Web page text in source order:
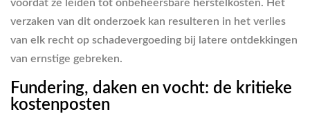
voordat ze leiden tot onbeheersbare herstelkosten. Het
verzaken van dit onderzoek kan resulteren in het verlies
van elk recht op schadevergoeding bij latere ontdekkingen
van ernstige gebreken.
Fundering, daken en vocht: de kritieke
kostenposten